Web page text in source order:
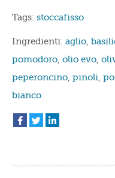
Tags: stoccafisso
Ingredienti: aglio,
pomodoro, olio evo,
peperoncino, pinoli,
bianco